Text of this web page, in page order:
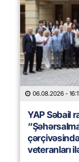
06.08.2026 -
YAP Səbail
veteranları